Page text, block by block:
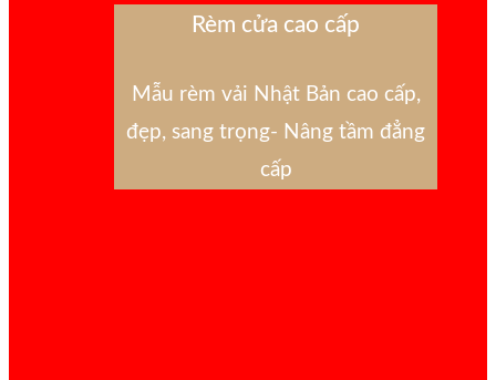
Rèm cửa cao cấp
Mẫu rèm vải Nhật Bản cao cấp,
đẹp, sang trọng- Nâng tầm đẳng
cấp